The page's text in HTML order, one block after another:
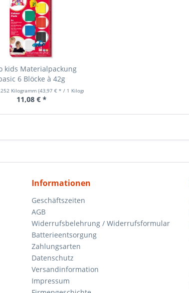
kids Materialpackung
6 Blöcke à 42g
Kilogramm(43,97 € * / 1 Kilogramm)
11,08 € *
Informationen
Geschäftszeiten
AGB
Widerrufsbelehrung / Widerrufsformular
Batterieentsorgung
Zahlungsarten
Datenschutz
Versandinformation
Impressum